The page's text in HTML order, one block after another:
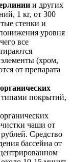
и других
1 кг, от 300
стенки и
уровня
все
(хром,
от препарата
покрытий,
чаши от
Средство
бассейна от